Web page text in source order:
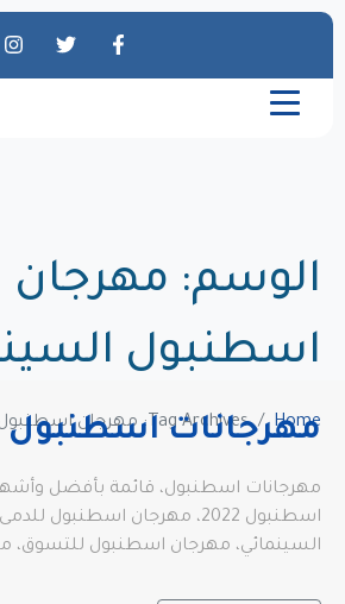
الوسم: مهرجان
اسطنبول
Home Tag Archives: مهرجان اسطنبول السينمائي
مهرجانات اسطنبول
مهرجانات اسطنبول، قائمة بأفضل
اسطنبول 2022، مهرجان
السينمائي، مهرجان اسطنبول للتسوق،